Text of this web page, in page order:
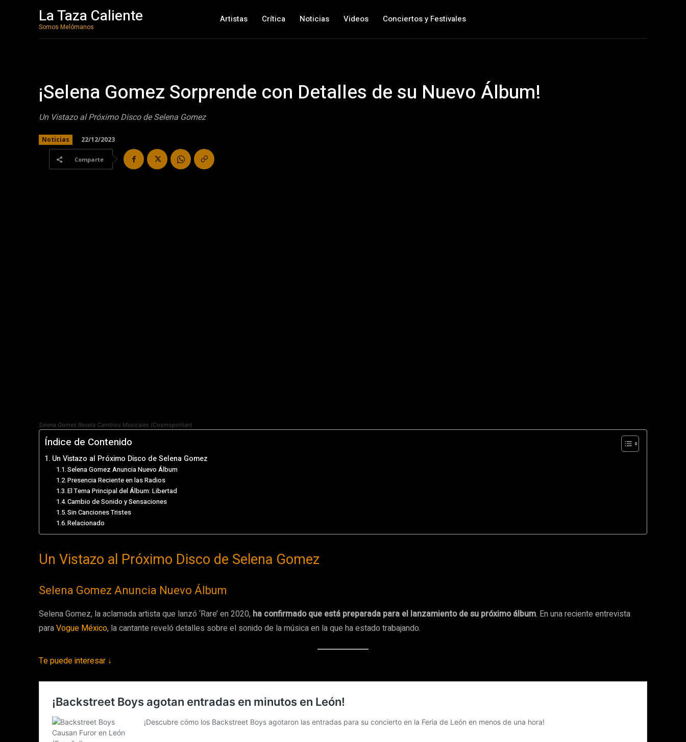
La Taza Caliente
Somos Melómanos
Artistas Crítica Noticias Videos Conciertos y Festivales
¡Selena Gomez Sorprende con Detalles de su Nuevo Álbum!
Un Vistazo al Próximo Disco de Selena Gomez
Noticias 22/12/2023
Comparte
Selena Gomez Revela Cambios Musicales (Cosmopolitan)
Índice de Contenido
Un Vistazo al Próximo Disco de Selena Gomez
Selena Gomez Anuncia Nuevo Álbum
Presencia Reciente en las Radios
El Tema Principal del Álbum: Libertad
Cambio de Sonido y Sensaciones
Sin Canciones Tristes
Relacionado
Un Vistazo al Próximo Disco de Selena Gomez
Selena Gomez Anuncia Nuevo Álbum
Selena Gomez, la aclamada artista que lanzó ‘Rare’ en 2020, ha confirmado que está preparada para el lanzamiento de su próximo álbum. En una reciente entrevista
paraVogue México, la cantante reveló detalles sobre el sonido de la música en la que ha estado trabajando.
Te puede interesar ↓